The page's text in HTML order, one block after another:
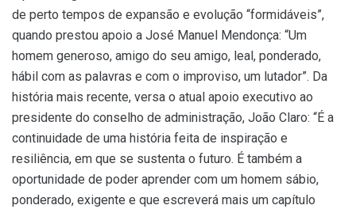
de perto tempos de expansão e evolução “formidáveis”,
quando prestou apoio a José Manuel Mendonça: “Um
homem generoso, amigo do seu amigo, leal, ponderado,
hábil com as palavras e com o improviso, um lutador”. Da
história mais recente, versa o atual apoio executivo ao
presidente do conselho de administração, João Claro: “É a
continuidade de uma história feita de inspiração e
resiliência, em que se sustenta o futuro. É também a
oportunidade de poder aprender com um homem sábio,
ponderado, exigente e que escreverá mais um capítulo